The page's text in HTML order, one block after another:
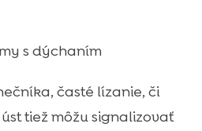
s dýchaním
časté lízanie, či
tiež môžu signalizovať